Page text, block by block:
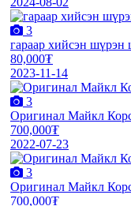
3
гараар хийсэн шүрэн
80,000₮
2023-11-14
3
Оригинал Майкл
700,000₮
2022-07-23
3
Оригинал Майкл
700,000₮